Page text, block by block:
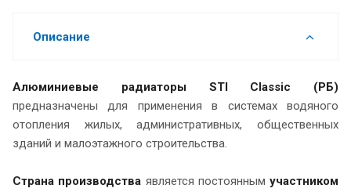
Описание
Алюминиевые радиаторы STI Classic (РБ)
предназначены для применения в системах водяного
отопления жилых, административных, общественных
зданий и малоэтажного строительства.
Страна производства является постоянным участником